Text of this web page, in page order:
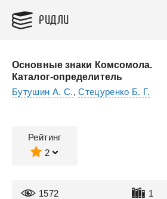
РИДЛИ
Основные знаки Комсомола.
Каталог-определитель
Бутушин А. С.,Стецуренко Б. Г.
Рейтинг
2
1572 1